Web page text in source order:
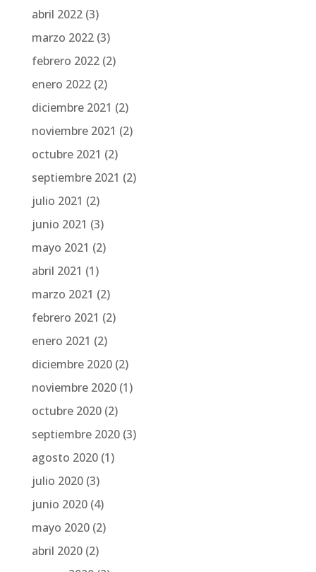
abril 2022(3)
marzo 2022(3)
febrero 2022(2)
enero 2022(2)
diciembre 2021 (2)
noviembre 2021 (2)
octubre 2021 (2)
septiembre 2021 (2)
julio 2021 (2)
junio 2021 (3)
mayo 2021 (2)
abril 2021 (1)
marzo 2021 (2)
febrero 2021 (2)
enero 2021 (2)
diciembre 2020(2)
noviembre 2020(1)
octubre 2020(2)
septiembre 2020(3)
agosto 2020(1)
julio 2020(3)
junio 2020(4)
mayo 2020(2)
abril 2020(2)